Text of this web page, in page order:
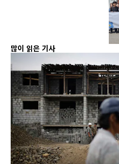
많이 읽은 기사